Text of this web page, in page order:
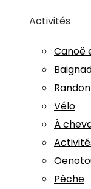
Activités
Canoë
Vélo
À
Pêche